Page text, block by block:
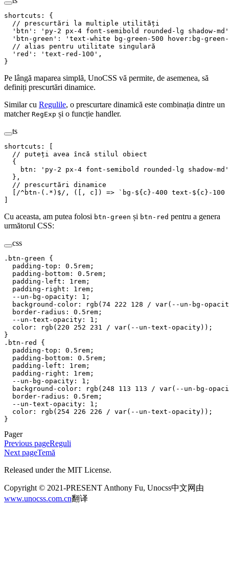
shortcuts :
{
  // prescurtări la multiple utilități
  '
btn ' : ' py-2 px-4 font-semibold rounded-lg shadow-md '
  '
btn-green ' : ' text-white bg-green-500 hover:bg-green-
  // alias pentru utilitate singulară
  '
red ' : ' text-red-100 ' ,
}
Pe lângă maparea simplă, UnoCSS vă permite, de asemenea, să
definiți prescurtări dinamice.
Similar cu Regulile, o prescurtare dinamică este combinația dintre un
matcher RegExp și o funcție handler.
ts
shortcuts :
  // puteți avea încă stilul obiect
  {
    btn
: ' py-2 px-4 font-semibold rounded-lg shadow-md '
  },
  // prescurtări dinamice
/^btn- ( . * ) $ / , ([, c ]) => ` bg- ${ c } -400 text- ${ c } -100
Cu aceasta, am putea folosi btn-green și btn-red pentru a genera
următorul CSS:
css
. btn-green {
  padding-top
: 0.5 rem ;
  padding-bottom
: 0.5 rem ;
  padding-left
: 1 rem ;
  padding-right
: 1 rem ;
  --un-bg-opacity
: 1 ;
  background-color
: rgb ( 74 222 128 / var( --un-bg-
  border-radius
: 0.5 rem ;
  --un-text-opacity
: 1 ;
  color
: rgb ( 220 252 231 / var( --un-text-opacity));
}
. btn-red
{
  padding-top
: 0.5 rem ;
  padding-bottom
: 0.5 rem ;
  padding-left
: 1 rem ;
  padding-right
: 1 rem ;
  --un-bg-opacity
: 1 ;
  background-color
: rgb ( 248 113 113 / var( --un-bg-
  border-radius
: 0.5 rem ;
  --un-text-opacity
: 1 ;
  color
: rgb ( 254 226 226 / var( --un-text-opacity));
}
Pager
Previous pageReguli
Next pageTemă
Released under the MIT License.
Copyright © 2021-PRESENT Anthony Fu, Unocss中文网由
www.unocss.com.cn翻译